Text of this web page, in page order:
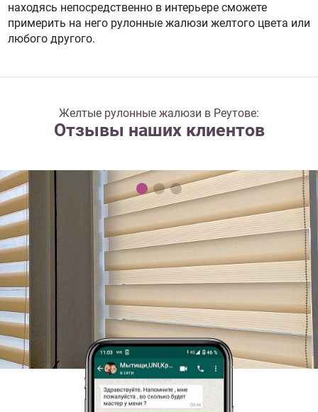
находясь непосредственно в интерьере сможете
примерить на него рулонные жалюзи желтого цвета или
любого другого.
Желтые рулонные жалюзи в Реутове:
Отзывы наших клиентов